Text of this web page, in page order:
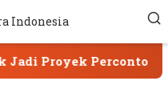
Asesor